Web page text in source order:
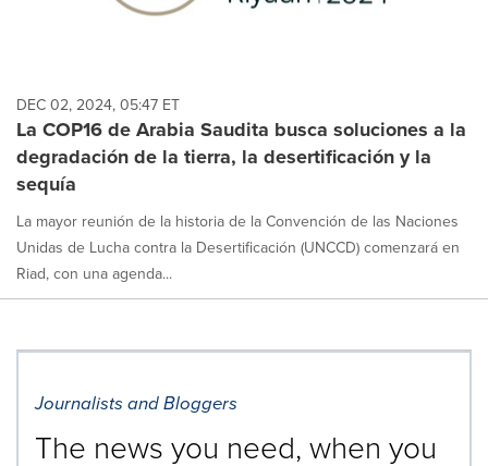
DEC 02, 2024, 05:47 ET
La COP16 de Arabia Saudita busca soluciones a la
degradación de la tierra, la desertificación y la
sequía
La mayor reunión de la historia de la Convención de las Naciones
Unidas de Lucha contra la Desertificación (UNCCD) comenzará en
Riad, con una agenda...
Journalists and Bloggers
The news you need, when you